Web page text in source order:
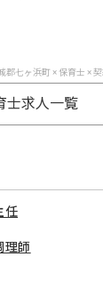
郡七ヶ浜町 × 保育士 ×
士求人一覧
任
理師